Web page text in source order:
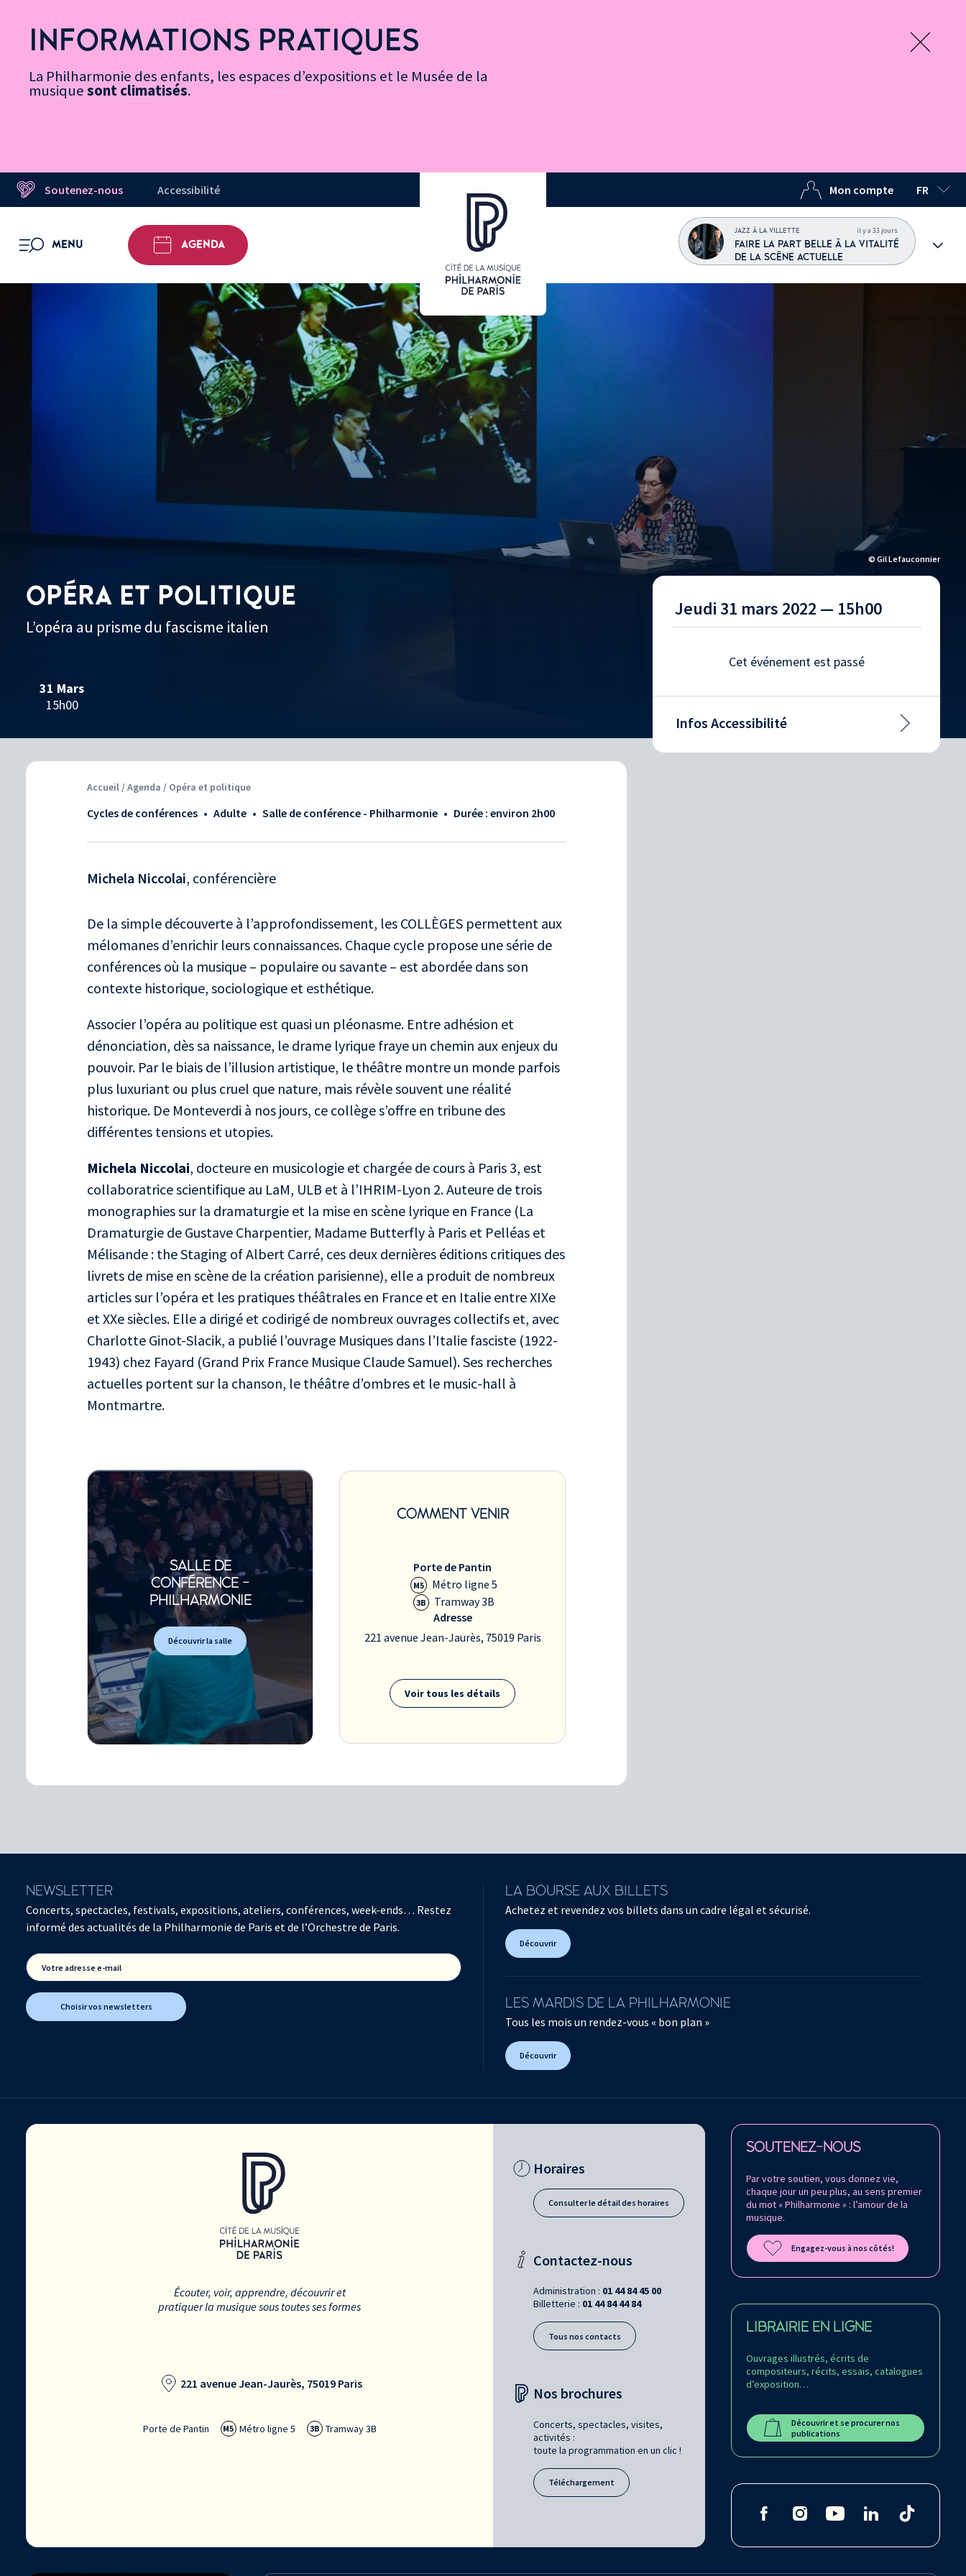
Accessibilité
rapides
contenuMessage d’information
INFORMATIONS PRATIQUES
La Philharmonie des enfants, les espaces d’expositions et le Musée de la
musiquesont climatisés.
Soutenez-nous Accessibilité Mon compte FR
LANGUE
MENU
OUVRIR LE MENU AGENDA
JAZZ À LA VILLETTE il y a 33 jours
FAIRE LA PART BELLE À LA VITALITÉ
DE LA SCÈNE ACTUELLE
© Gil Lefauconnier
OPÉRA ET POLITIQUE
L’opéra au prisme du fascisme italien
31 Mars
15h00
Accueil /Agenda / Opéra et politique
Cycles de conférences • adulte • Salle de conférence - Philharmonie • Durée : environ 2h00
Michela Niccolai, conférencière
De la simple découverte à l’approfondissement, les COLLÈGES permettent aux
mélomanes d’enrichir leurs connaissances. Chaque cycle propose une série de
conférences où la musique – populaire ou savante – est abordée dans son
contexte historique, sociologique et esthétique.
Associer l’opéra au politique est quasi un pléonasme. Entre adhésion et
dénonciation, dès sa naissance, le drame lyrique fraye un chemin aux enjeux du
pouvoir. Par le biais de l’illusion artistique, le théâtre montre un monde parfois
plus luxuriant ou plus cruel que nature, mais révèle souvent une réalité
historique. De Monteverdi à nos jours, ce collège s’offre en tribune des
différentes tensions et utopies.
Michela Niccolai, docteure en musicologie et chargée de cours à Paris 3, est
collaboratrice scientifique au LaM, ULB et à l’IHRIM-Lyon 2. Auteure de trois
monographies sur la dramaturgie et la mise en scène lyrique en France (La
Dramaturgie de Gustave Charpentier, Madame Butterfly à Paris et Pelléas et
Mélisande : the Staging of Albert Carré, ces deux dernières éditions critiques des
livrets de mise en scène de la création parisienne), elle a produit de nombreux
articles sur l’opéra et les pratiques théâtrales en France et en Italie entre XIXe
et XXe siècles. Elle a dirigé et codirigé de nombreux ouvrages collectifs et, avec
Charlotte Ginot-Slacik, a publié l’ouvrage Musiques dans l’Italie fasciste (1922-
1943) chez Fayard (Grand Prix France Musique Claude Samuel). Ses recherches
actuelles portent sur la chanson, le théâtre d’ombres et le music-hall à
Montmartre.
SALLE DE
CONFÉRENCE -
PHILHARMONIE
Découvrir la salle
COMMENT VENIR
Porte de Pantin
M5 Métro ligne 5
3B
Tramway 3B
Adresse
221 avenue Jean-Jaurès, 75019 Paris
Voir tous les détails
Jeudi 31 mars 2022 — 15h00
Cet événement est passé
Infos Accessibilité
NEWSLETTER
Concerts, spectacles, festivals, expositions, ateliers, conférences, week-ends… Restez
informé des actualités de la Philharmonie de Paris et de l’Orchestre de Paris.
Votre adresse e-mail
Choisir vos newsletters
LA BOURSE AUX BILLETS
Achetez et revendez vos billets dans un cadre légal et sécurisé.
Découvrir
LES MARDIS DE LA PHILHARMONIE
Tous les mois un rendez-vous « bon plan »
Découvrir
Écouter, voir, apprendre, découvrir et
pratiquer la musique sous toutes ses formes
221 avenue Jean-Jaurès, 75019 Paris
Porte de Pantin M5 Métro ligne 5 3B Tramway 3B
Horaires
Consulter le détail des horaires
Contactez-nous
Administration : 01 44 84 45 00
Billetterie : 01 44 84 44 84
Tous nos contacts
Nos brochures
Concerts, spectacles, visites,
activités :
toute la programmation en un clic !
Téléchargement
SOUTENEZ-NOUS
Par votre soutien, vous donnez vie,
chaque jour un peu plus, au sens premier
du mot « Philharmonie » : l’amour de la
musique.
Engagez-vous à nos côtés!
LIBRAIRIE EN LIGNE
Ouvrages illustrés, écrits de
compositeurs, récits, essais, catalogues
d’exposition…
Découvrir et se procurer nos
publications
Retrouvez la Philharmonie de Paris sur